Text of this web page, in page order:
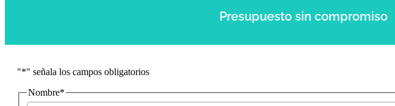
Presupuesto sin compromiso
"*" señala los campos obligatorios
Nombre*